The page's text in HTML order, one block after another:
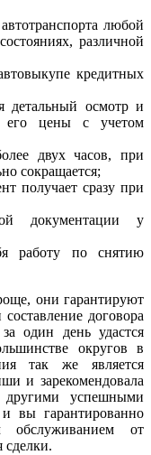
любой
различной
кредитных
детальный осмотр и
его цены с учетом
двух часов, при
сокращается;
получает сразу при
документации у
работу по снятию
они гарантируют
договора
один день удастся
округов в
так же является
и зарекомендовала
успешными
вы гарантированно
обслуживанием от
сделки.